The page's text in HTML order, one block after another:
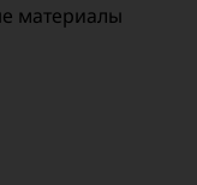
материалы